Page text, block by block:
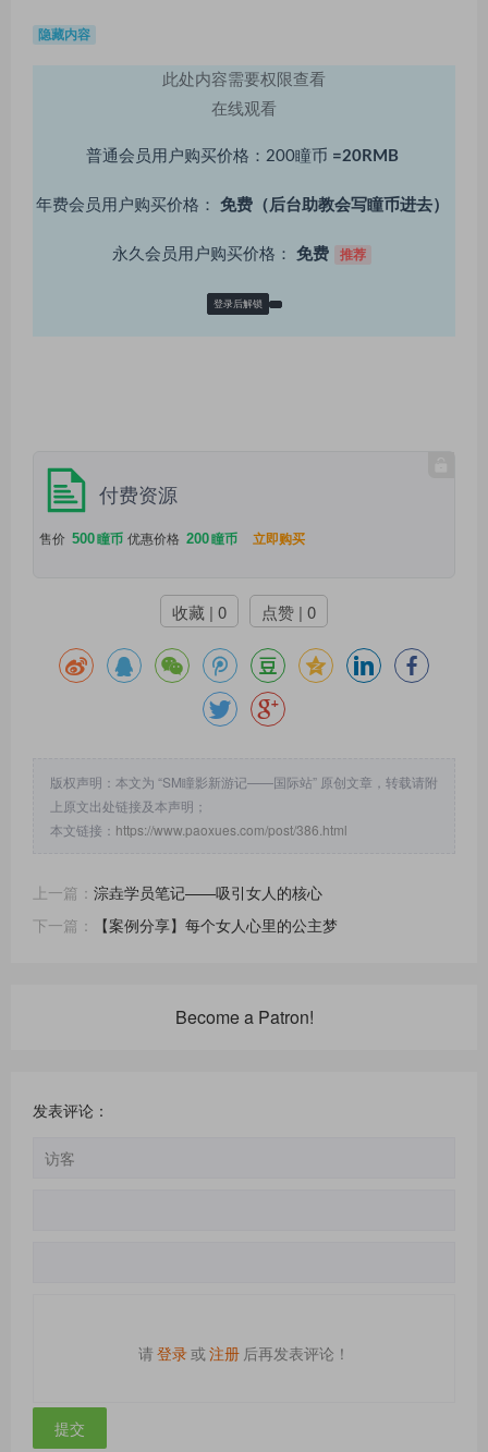
隐藏内容
此处内容需要权限查看
在线观看
普通会员用户购买价格：200瞳币 =20RMB
年费会员用户购买价格： 免费（后台助教会写瞳币进去）
永久会员用户购买价格： 免费 推荐
登录后解锁
付费资源
售价 500瞳币 优惠价格 200瞳币 立即购买
收藏 | 0 点赞 | 0
版权声明：本文为 “SM瞳影新游记——国际站” 原创文章，转载请附
上原文出处链接及本声明；
本文链接： https://www.paoxues.com/post/386.html
上一篇： 淙垚学员笔记——吸引女人的核心
下一篇：
【案例分享】每个女人心里的公主梦
Become a Patron!
发表评论：
请登录或注册 后再发表评论！